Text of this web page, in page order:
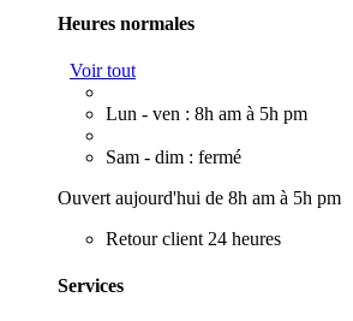
Heures normales
Voir tout
Lun - ven : 8h am à 5h pm
Sam - dim : fermé
Ouvert aujourd'hui de 8h am à 5h pm
Retour client 24 heures
Services